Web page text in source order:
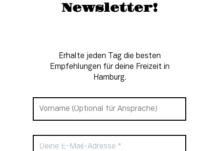
Newsletter!
Erhalte jeden Tag die besten
Empfehlungen für deine Freizeit in
Hamburg.